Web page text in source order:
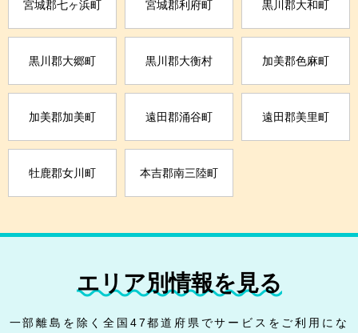
宮城郡七ヶ浜町 宮城郡利府町 黒川郡大和町
黒川郡大郷町 黒川郡大衡村 加美郡色麻町
加美郡加美町 遠田郡涌谷町 遠田郡美里町
牡鹿郡女川町 本吉郡南三陸町
エリア別情報を見る
一部離島を除く全国47都道府県でサービスをご利用にな